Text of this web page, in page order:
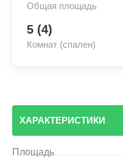
Общая площадь
5 (4)
Комнат (спален)
ХАРАКТЕРИСТИКИ
Площадь